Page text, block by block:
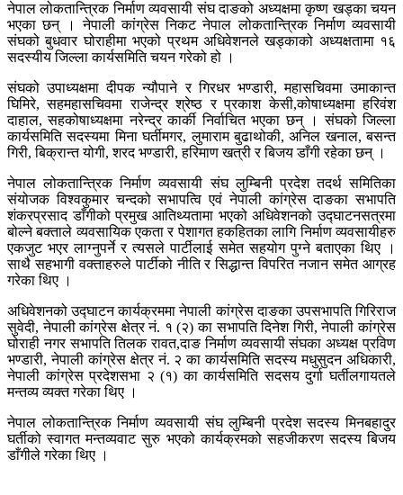
नेपाल लोकतान्त्रिक निर्माण व्यवसायी संघ दाङको अध्यक्षमा कृष्ण खड्का चयन
भएका छन् । नेपाली कांग्रेस निकट नेपाल लोकतान्त्रिक निर्माण व्यवसायी
संघको बुधवार घोराहीमा भएको प्रथम अधिवेशनले खड्काको अध्यक्षतामा १६
सदस्यीय जिल्ला कार्यसमिति चयन गरेको हो ।
संघको उपाध्यक्षमा दीपक न्यौपाने र गिरधर भण्डारी, महासचिवमा उमाकान्त
घिमिरे, सहमहासचिवमा राजेन्द्र श्रेष्ठ र प्रकाश केसी,कोषाध्यक्षमा हरिवंश
दाहाल, सहकोषाध्यक्षमा नरेन्द्र कार्की निर्वाचित भएका छन् । संघको जिल्ला
कार्यसमिति सदस्यमा मिना घर्तीमगर, लुमाराम बुढाथोकी, अनिल खनाल, बसन्त
गिरी, बिक्रान्त योगी, शरद भण्डारी, हरिमाण खत्री र बिजय डाँगी रहेका छन् ।
नेपाल लोकतान्त्रिक निर्माण व्यवसायी संघ लुम्बिनी प्रदेश तदर्थ समितिका
संयोजक विश्वकुमार चन्दको सभापत्वि एवं नेपाली कांग्रेस दाङका सभापति
शंकरप्रसाद डाँगीको प्रमुख आतिथ्यतामा भएको अधिवेशनको उद्घाटनसत्रमा
बोल्ने बक्ताले व्यवसायिक एकता र पेशागत हकहितका लागि निर्माण व्यवसायीहरु
एकजुट भएर लाग्नुपर्ने र त्यसले पार्टीलाई समेत सहयोग पुग्ने बताएका थिए ।
साथै सहभागी वक्ताहरुले पार्टीको नीति र सिद्धान्त विपरित नजान समेत आग्रह
गरेका थिए ।
अधिवेशनको उद्घाटन कार्यक्रममा नेपाली कांग्रेस दाङका उपसभापति गिरिराज
सुवेदी, नेपाली कांग्रेस क्षेत्र नं. १ (२) का सभापति दिनेश गिरी, नेपाली कांग्रेस
घोराही नगर सभापति तिलक रावत,दाङ निर्माण व्यवसायी संघका अध्यक्ष प्रविण
भण्डारी, नेपाली कांग्रेस क्षेत्र नं. २ का कार्यसमिति सदस्य मधुसुदन अधिकारी,
नेपाली कांग्रेस प्रदेशसभा २ (१) का कार्यसमिति सदसय दुर्गा घर्तीलगायतले
मन्तव्य व्यक्त गरेका थिए ।
नेपाल लोकतान्त्रिक निर्माण व्यवसायी संघ लुम्बिनी प्रदेश सदस्य मिनबहादुर
घर्तीको स्वागत मन्तव्यवाट सुरु भएको कार्यक्रमको सहजीकरण सदस्य बिजय
डाँगीले गरेका थिए ।